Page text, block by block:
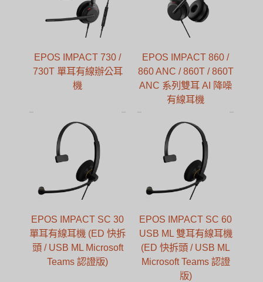
EPOS IMPACT 730 /
730T 單耳有線辦公耳
機
EPOS IMPACT 860 /
860 ANC / 860T / 860T
ANC 系列雙耳 AI 降噪
有線耳機
EPOS IMPACT SC 30
單耳有線耳機 (ED 快拆
頭 / USB ML Microsoft
Teams 認證版)
EPOS IMPACT SC 60
USB ML 雙耳有線耳機
(ED 快拆頭 / USB ML
Microsoft Teams 認證
版)